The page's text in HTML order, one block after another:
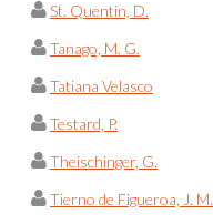
St. Quentin, D.
Tanago, M. G.
Tatiana Velasco
Testard, P.
Theischinger, G.
Tierno de Figueroa, J. M.